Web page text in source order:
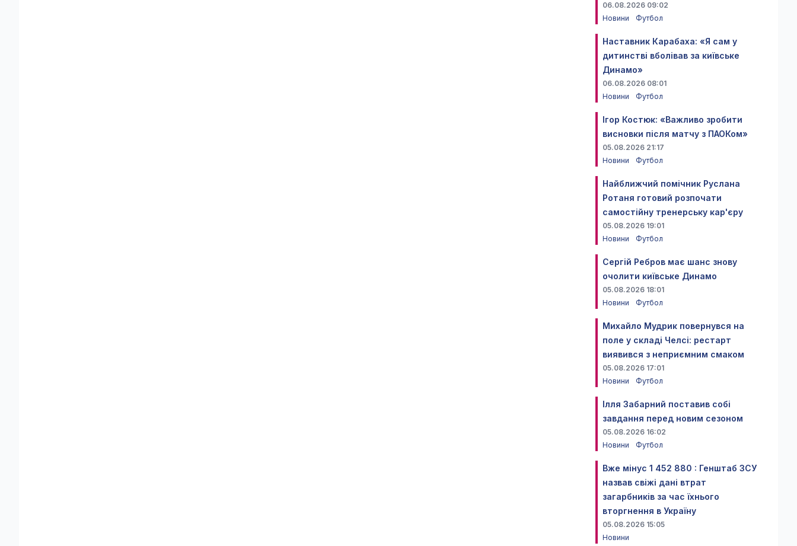
06.08.2026 09:02
Новини
Футбол
Наставник Карабаха: «Я сам у
дитинстві вболівав за київське
Динамо»
06.08.2026 08:01
Новини
Футбол
Ігор Костюк: «Важливо зробити
висновки після матчу з ПАОКом»
05.08.2026 21:17
Новини
Футбол
Найближчий помічник Руслана
Ротаня готовий розпочати
самостійну тренерську кар'єру
05.08.2026 19:01
Новини
Футбол
Сергій Ребров має шанс знову
очолити київське Динамо
05.08.2026 18:01
Новини
Футбол
Михайло Мудрик повернувся на
поле у складі Челсі: рестарт
виявився з неприємним смаком
05.08.2026 17:01
Новини
Футбол
Ілля Забарний поставив собі
завдання перед новим сезоном
05.08.2026 16:02
Новини
Футбол
Вже мінус 1 452 880 : Генштаб ЗСУ
назвав свіжі дані втрат
загарбників за час їхнього
вторгнення в Україну
05.08.2026 15:05
Новини